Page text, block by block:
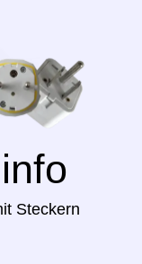
Steckern